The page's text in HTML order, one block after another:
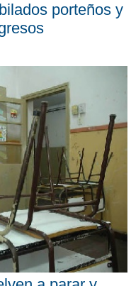
porteños y